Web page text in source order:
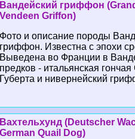
Вандейский гриффон
Vendeen Griffon)
Фото и описание породы
гриффон. Известна с эпохи
Выведена во Франции в
предков - итальянская гончая
Губерта и нивернейский
Вахтельхунд (Deutscher
German Quail Dog)